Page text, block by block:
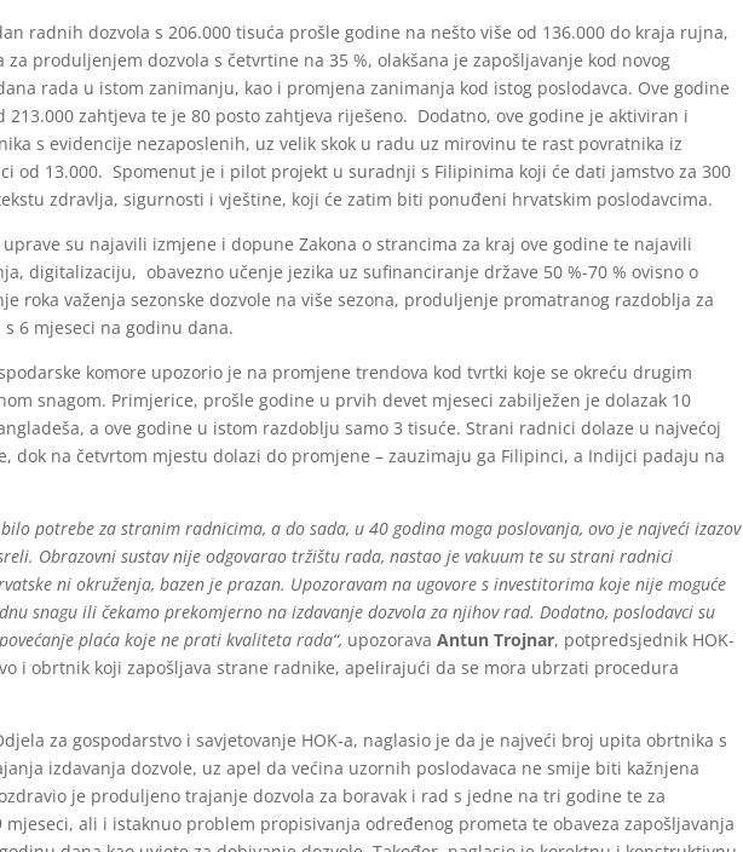
radnih dozvola s 206.000 tisuća prošle godine na nešto više od 136.000 do kraja rujna,
za produljenjem dozvola s četvrtine na 35 %, olakšana je zapošljavanje kod novog
rada u istom zanimanju, kao i promjena zanimanja kod istog poslodavca. Ove godine
213.000 zahtjeva te je 80 posto zahtjeva riješeno. Dodatno, ove godine je aktiviran i
s evidencije nezaposlenih, uz velik skok u radu uz mirovinu te rast povratnika iz
od 13.000. Spomenut je i pilot projekt u suradnji s Filipinima koji će dati jamstvo za 300
zdravlja, sigurnosti i vještine, koji će zatim biti ponuđeni hrvatskim poslodavcima.
su najavili izmjene i dopune Zakona o strancima za kraj ove godine te najavili
digitalizaciju, obavezno učenje jezika uz sufinanciranje države 50 %-70 % ovisno o
roka važenja sezonske dozvole na više sezona, produljenje promatranog razdoblja za
6 mjeseci na godinu dana.
komore upozorio je na promjene trendova kod tvrtki koje se okreću drugim
snagom. Primjerice, prošle godine u prvih devet mjeseci zabilježen je dolazak 10
a ove godine u istom razdoblju samo 3 tisuće. Strani radnici dolaze u najvećoj
dok na četvrtom mjestu dolazi do promjene – zauzimaju ga Filipinci, a Indijci padaju na
potrebe za stranim radnicima, a do sada, u 40 godina moga poslovanja, ovo je najveći izazov
Obrazovni sustav nije odgovarao tržištu rada, nastao je vakuum te su strani radnici
ni okruženja, bazen je prazan. Upozoravam na ugovore s investitorima koje nije moguće
snagu ili čekamo prekomjerno na izdavanje dozvola za njihov rad. Dodatno, poslodavci su
plaća koje ne prati kvaliteta rada“, upozoravaAntun Trojnar, potpredsjednik HOK-
i obrtnik koji zapošljava strane radnike, apelirajući da se mora ubrzati procedura
za gospodarstvo i savjetovanje HOK-a, naglasio je da je najveći broj upita obrtnika s
izdavanja dozvole, uz apel da većina uzornih poslodavaca ne smije biti kažnjena
je produljeno trajanje dozvola za boravak i rad s jedne na tri godine te za
mjeseci, ali i istaknuo problem propisivanja određenog prometa te obaveza zapošljavanja